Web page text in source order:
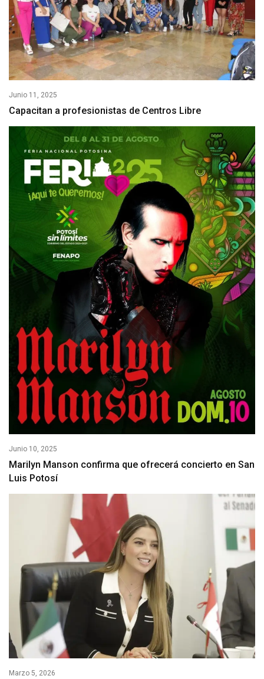
Junio 11, 2025
Capacitan a profesionistas de Centros Libre
Junio 10, 2025
Marilyn Manson confirma que ofrecerá concierto en San
Luis Potosí
Marzo 5, 2026